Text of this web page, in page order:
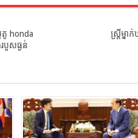
តូ​ honda​
បួស​ធ្ងន់​
ស្រ្តីម្ន